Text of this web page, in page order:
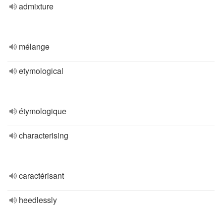
admixture
mélange
etymological
étymologique
characterising
caractérisant
heedlessly